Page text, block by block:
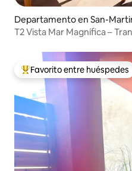
Departamento en San-
T2 Vista Mar Magnífica –
De los mejores en Favorito
Favorito entre huéspedes